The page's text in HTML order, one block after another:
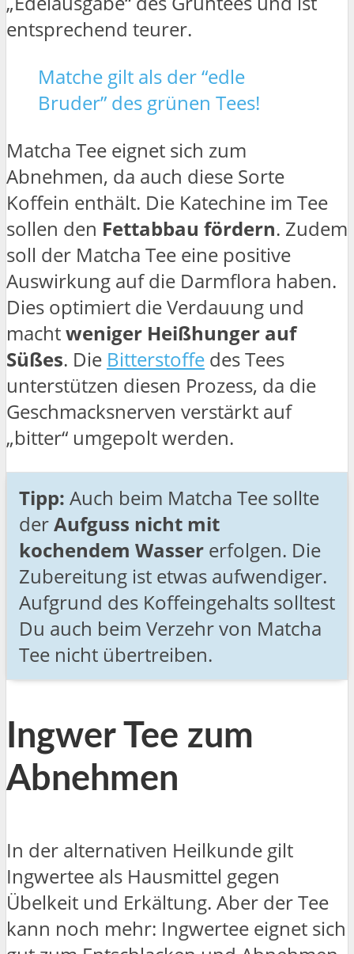
entsprechend teurer.
Matche gilt als der “edle
Bruder” des grünen Tees!
Matcha Tee eignet sich zum
Abnehmen, da auch diese Sorte
Koffein enthält. Die Katechine im Tee
sollen den Fettabbau fördern. Zudem
soll der Matcha Tee eine positive
Auswirkung auf die Darmflora haben.
Dies optimiert die Verdauung und
machtweniger Heißhunger auf
Süßes. Die Bitterstoffe des Tees
unterstützen diesen Prozess, da die
Geschmacksnerven verstärkt auf
„bitter“ umgepolt werden.
Tipp: Auch beim Matcha Tee sollte
derAufguss nicht mit
kochendem Wasser erfolgen. Die
Zubereitung ist etwas aufwendiger.
Aufgrund des Koffeingehalts solltest
Du auch beim Verzehr von Matcha
Tee nicht übertreiben.
Ingwer Tee zum
Abnehmen
In der alternativen Heilkunde gilt
Ingwertee als Hausmittel gegen
Übelkeit und Erkältung. Aber der Tee
kann noch mehr: Ingwertee eignet sich